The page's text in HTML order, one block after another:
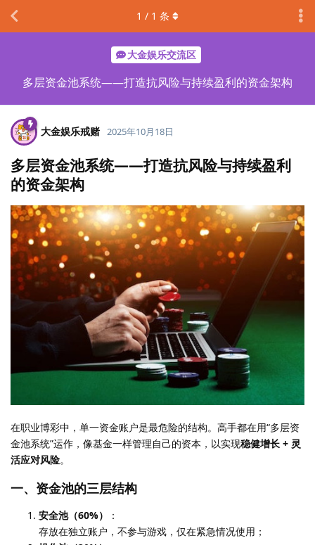
大金娱乐交流区
多层资金池系统——打造抗风险与持续盈利的资金架构
1 / 1 条
大金娱乐戒赌 2025年10月18日
多层资金池系统——打造抗风险与持续盈利
的资金架构
在职业博彩中，单一资金账户是最危险的结构。高手都在用“多层资
金池系统”运作，像基金一样管理自己的资本，以实现稳健增长 + 灵
活应对风险。
一、资金池的三层结构
安全池（60%）
：
存放在独立账户，不参与游戏，仅在紧急情况使用；